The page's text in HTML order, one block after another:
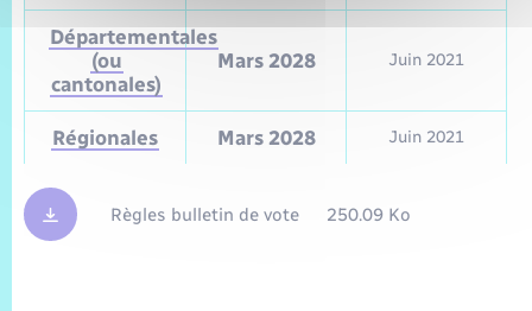
Départementales
(ou
cantonales)
Mars 2028 Juin 2021
Régionales Mars 2028 Juin 2021
Règles bulletin de vote 250.09 Ko